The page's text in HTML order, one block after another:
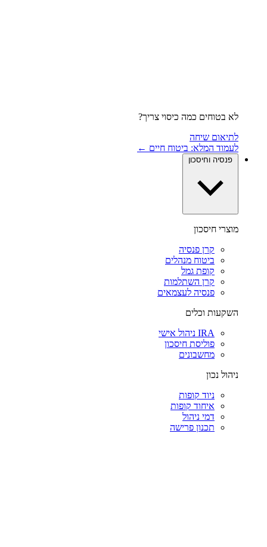
לא בטוחים כמה כיסוי צריך?
לתיאום שיחה
לעמוד המלא: ביטוח חיים ←
פנסיה וחיסכון
מוצרי חיסכון
קרן פנסיה
ביטוח מנהלים
קופת גמל
קרן השתלמות
פנסיה לעצמאים
השקעות וכלים
IRA ניהול אישי
פוליסת חיסכון
מחשבונים
ניהול נכון
ניוד קופות
איחוד קופות
דמי ניהול
תכנון פרישה